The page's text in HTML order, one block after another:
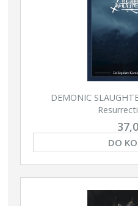
DEMONIC
DO